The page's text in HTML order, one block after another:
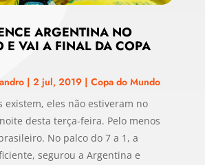
ARGENTINA NO
E VAI A FINAL DA COPA
| 2 jul, 2019| Copa do Mundo
existem, eles não estiveram no
desta terça-feira. Pelo menos
No palco do 7 a 1, a
segurou a Argentina e